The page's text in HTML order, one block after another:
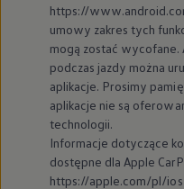
https://
umowy zakres tych
mogą zostać wycofane.
podczas jazdy można
aplikacje. Prosimy
aplikacje nie są
technologii.
Informacje dotyczące
dostępne dla Apple
https://apple.com/pl/